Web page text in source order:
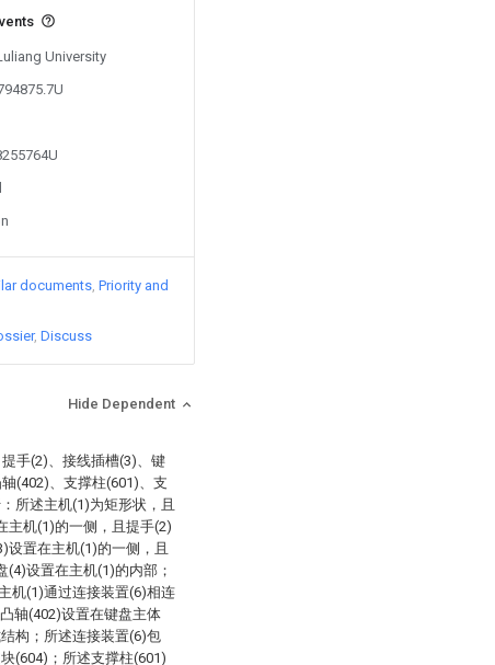
University
documents Priority and
Discuss
Hide Dependent
手(2)、接线插槽(3)、键
(402)、支撑柱(601)、支
所述主机(1)为矩形状，且
主机(1)的一侧，且提手(2)
置在主机(1)的一侧，且
设置在主机(1)的内部；
机(1)通过连接装置(6)相连
轴(402)设置在键盘主体
构；所述连接装置(6)包
(604)；所述支撑柱(601)